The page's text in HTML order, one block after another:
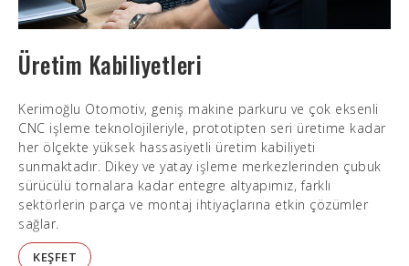
Üretim Kabiliyetleri
Kerimoğlu Otomotiv, geniş makine parkuru ve çok eksenli
CNC işleme teknolojileriyle, prototipten seri üretime kadar
her ölçekte yüksek hassasiyetli üretim kabiliyeti
sunmaktadır. Dikey ve yatay işleme merkezlerinden çubuk
sürücülü tornalara kadar entegre altyapımız, farklı
sektörlerin parça ve montaj ihtiyaçlarına etkin çözümler
sağlar.
KEŞFET